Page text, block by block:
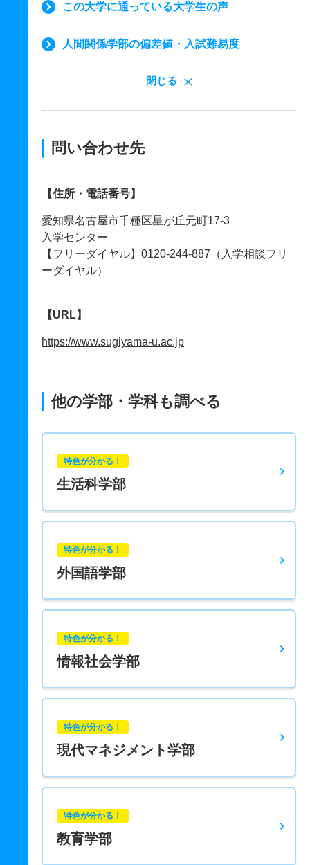
この大学に通っている大学生の声
人間関係学部の偏差値・入試難易度
閉じる
問い合わせ先
【住所・電話番号】
愛知県名古屋市千種区星が丘元町17-3
入学センター
【フリーダイヤル】0120-244-887（入学相談フリ
ーダイヤル）
【URL】
https://www.sugiyama-u.ac.jp
他の学部・学科も調べる
特色が分かる！
生活科学部
特色が分かる！
外国語学部
特色が分かる！
情報社会学部
特色が分かる！
現代マネジメント学部
特色が分かる！
教育学部